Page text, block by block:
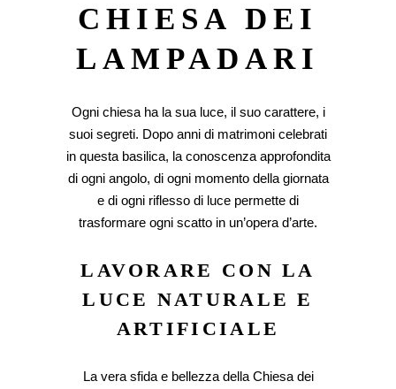
CHIESA DEI
LAMPADARI
Ogni chiesa ha la sua luce, il suo carattere, i
suoi segreti. Dopo anni di matrimoni celebrati
in questa basilica, la conoscenza approfondita
di ogni angolo, di ogni momento della giornata
e di ogni riflesso di luce permette di
trasformare ogni scatto in un’opera d’arte.
LAVORARE CON LA
LUCE NATURALE E
ARTIFICIALE
La vera sfida e bellezza della Chiesa dei